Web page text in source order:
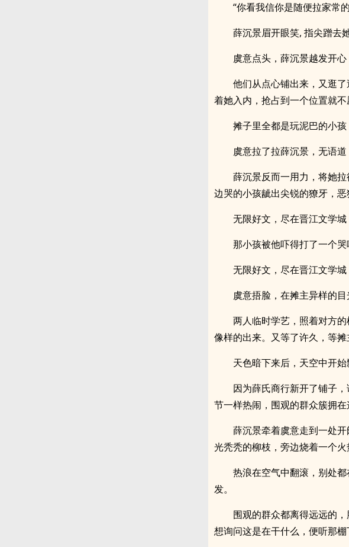
“你看我信你是随便拉家常
薛沉景眉开眼笑, 指尖蹭去
虞意点头，薛沉景越发开心
他们从点心铺出来，又逛
着她入内，抢占到一个位置就
摊子里全都是玩泥巴的小孩
虞意拉了拉薛沉景，无语
薛沉景反而一用力，将她
边哭的小孩龇出尖锐的獠牙，
无限好文，尽在晋江文学城
那小孩被他吓得打了一个哭
无限好文，尽在晋江文学城
虞意捂脸，在摊主异样的目
两人临时学艺，照着对方
像样的出来。又等了许久，等摊
天色暗下来后，天空中开
因为薛氏商行新开了铺子
节一样热闹，围观的群众簇拥
薛沉景牵着虞意走到一处
光秃秃的柳枝，旁边烧着一个火
热浪在空气中翻滚，别处
发。
围观的群众都离得远远的
想询问这是在干什么，便听那